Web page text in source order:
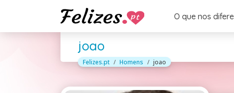
O que nos
joao
Felizes.pt Homens joao